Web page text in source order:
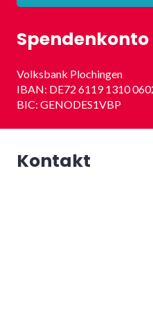
Spendenkonto
Volksbank Plochingen
IBAN: DE72 6119 1310
BIC: GENODES1VBP
Kontakt